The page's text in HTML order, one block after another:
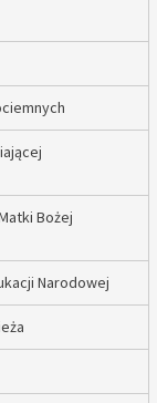
Bożej
Narodowej